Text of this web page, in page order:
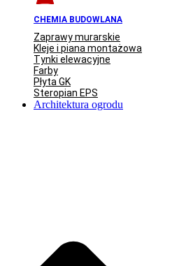
CHEMIA BUDOWLANA
Zaprawy murarskie
Kleje i piana montażowa
Tynki elewacyjne
Farby
Płyta GK
Steropian EPS
Architektura ogrodu